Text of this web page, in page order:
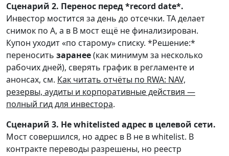
Сценарий 2. Перенос перед *record date*.
Инвестор мостится за день до отсечки. TA делает
снимок по A, а в B мост ещё не финализирован.
Купон уходит «по старому» списку. *Решение:*
переносить заранее(как минимум за несколько
рабочих дней), сверять график в регламенте и
анонсах, см. Как читать отчёты по RWA: NAV,
резервы, аудиты и корпоративные действия —
полный гид для инвестора.
Сценарий 3. Не whitelisted адрес в целевой сети.
Мост совершился, но адрес в B не в whitelist. В
контракте переводы разрешены, но реестр